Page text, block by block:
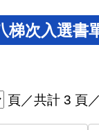
梯次入選書
頁／共計 3 頁